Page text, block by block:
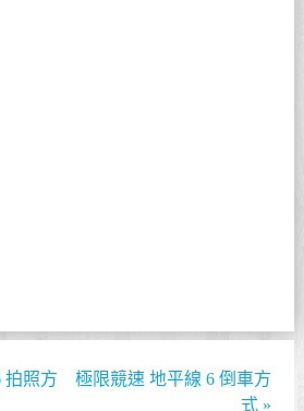
拍照方
極限競速 地平線 6 倒車方
式 »